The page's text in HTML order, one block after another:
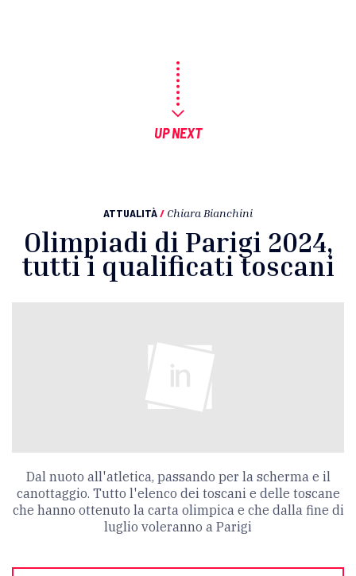
UP NEXT
ATTUALITÀ/ Chiara Bianchini
Olimpiadi di Parigi 2024,
tutti i qualificati toscani
Dal nuoto all'atletica, passando per la scherma e il
canottaggio. Tutto l'elenco dei toscani e delle toscane
che hanno ottenuto la carta olimpica e che dalla fine di
luglio voleranno a Parigi